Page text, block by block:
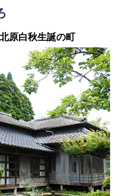
原白秋生誕の町